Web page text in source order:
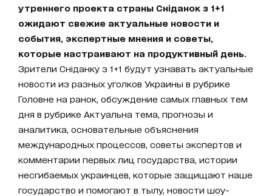
утреннего проекта страны Сніданок з 1+1
ожидают свежие актуальные новости и
события, экспертные мнения и советы,
которые настраивают на продуктивный день.
Зрители Сніданку з 1+1 будут узнавать актуальные
новости из разных уголков Украины в рубрике
Головне на ранок, обсуждение самых главных тем
дня в рубрике Актуальна тема, прогнозы и
аналитика, основательные объяснения
международных процессов, советы экспертов и
комментарии первых лиц государства, истории
несгибаемых украинцев, которые защищают наше
государство и помогают в тылу, новости шоу-